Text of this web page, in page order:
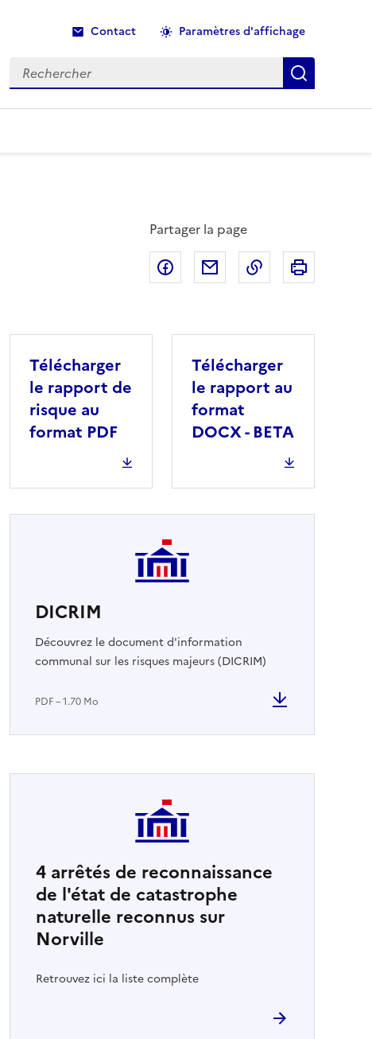
Contact Paramètres d'affichage
Rechercher Recherche
Partager la page
Partager sur Facebook
Partager par email
Copier dans le
Télécharger
le rapport de
risque au
format PDF
Télécharger
le rapport au
format
DOCX - BETA
DICRIM
PDF – 1.70 Mo
Découvrez le document d'information
communal sur les risques majeurs (DICRIM)
4 arrêtés de reconnaissance
de l'état de catastrophe
naturelle reconnus sur
Norville
Retrouvez ici la liste complète